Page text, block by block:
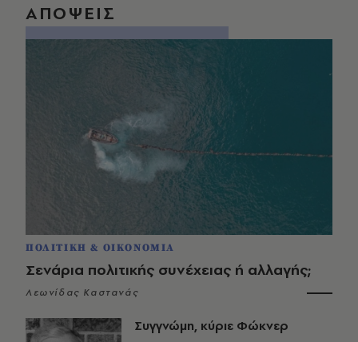
ΑΠΟΨΕΙΣ
ΠΟΛΙΤΙΚΗ & ΟΙΚΟΝΟΜΙΑ
Σενάρια πολιτικής συνέχειας ή αλλαγής;
Λεωνίδας Καστανάς
Συγγνώμη, κύριε Φώκνερ